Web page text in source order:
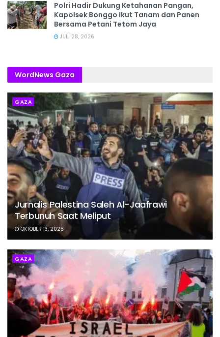
Polri Hadir Dukung Ketahanan Pangan,
Kapolsek Bonggo Ikut Tanam dan Panen
Bersama Petani Tetom Jaya
JULI 28, 2026
WordNews Gaza
GAZA
Jurnalis Palestina Saleh Al-Jaafrawi
Terbunuh Saat Meliput
OKTOBER 13, 2025
GAZA